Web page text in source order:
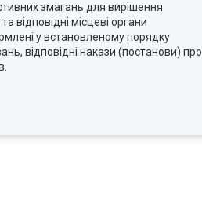
змагань для вирішення
відповідні місцеві органи
у встановленому порядку
відповідні накази (постанови) про